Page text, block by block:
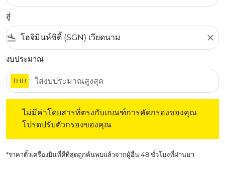
สู่
flight_land close
งบประมาณ
THB
ไม่มีค่าโดยสารที่ตรงกับเกณฑ์การคัดกรองของคุณ
โปรดปรับตัวกรองของคุณ
*ราคาตั๋วเครื่องบินที่ดีที่สุดถูกค้นพบแล้วจากผู้อื่น 48 ชั่วโมงที่ผ่านมา